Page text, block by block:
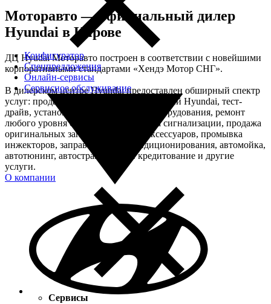
Конфигуратор
Спецпредложения
Онлайн-сервисы
Сервисное обслуживание
Сервисы
Моторавто — официальный дилер
Hyundai в Кирове
ДЦ Hyudai Моторавто построен в соответствии с новейшими
корпоративными стандартами «Хендэ Мотор СНГ».
В дилерском центре Hyundai предоставлен обширный спектр
услуг: продажа всех моделей автомобилей Hyundai, тест-
драйв, установка дополнительного оборудования, ремонт
любого уровня сложности, установка сигнализации, продажа
оригинальных запасных частей и аксессуаров, промывка
инжекторов, заправка систем кондиционирования, автомойка,
автотюнинг, автострахование и кредитование и другие
услуги.
О компании